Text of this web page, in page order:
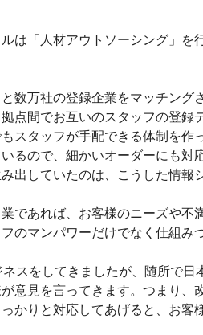
は「人材アウトソーシング」を
数万社の登録企業をマッチング
点間でお互いのスタッフの登録
スタッフが手配できる体制を作
るので、細かいオーダーにも対
出していたのは、こうした情報
であれば、お客様のニーズや不
のマンパワーだけでなく仕組み
スをしてきましたが、随所で
意見を言ってきます。つまり、
かりと対応してあげると、お客